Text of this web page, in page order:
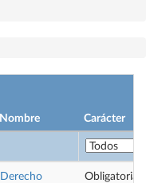
Nombre Carácter
Derecho
Obligatoria